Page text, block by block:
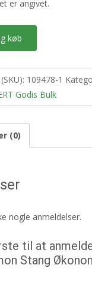
er angivet.
køb
109478-1
Godis Bulk
(0)
nogle anmeldelser.
til at
Stang